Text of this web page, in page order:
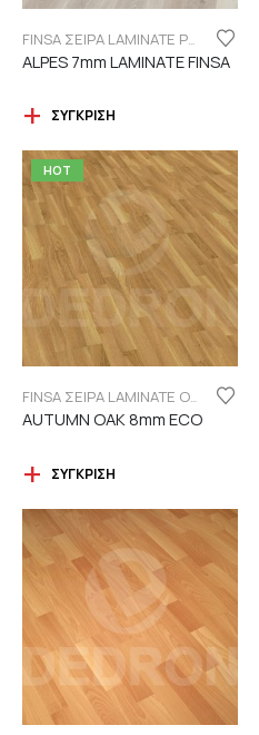
FINSA ΣΕΙΡΑ LAMINATE PUREFLOOR 7MM
ALPES 7mm LAMINATE FINSA
ΣΎΓΚΡΙΣΗ
HOT
FINSA ΣΕΙΡΑ LAMINATE ORIGINAL "ECO LABEL"
AUTUMN OAK 8mm ECO
ΣΎΓΚΡΙΣΗ